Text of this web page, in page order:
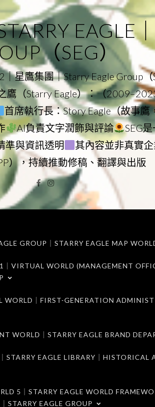
EAGLE
（SEG）
2｜星鷹集團｜Starry Eagle Group（
鷹（Starry Eagle）：（
首席執行長：Story Eagle（故事鷹
AI負責文字潤飾與評論
SEG
準與資訊透明 其內容並非真實
），持續推動修稿、翻譯與出版
Facebook
Instagram
GROUP｜STARRY EAGLE MAP
VIRTUAL WORLD (MANAGEMENT
WORLD｜FIRST-GENERATION
WORLD｜STARRY EAGLE BRAND
STARRY EAGLE LIBRARY｜HISTORICAL
5｜STARRY EAGLE WORLD
STARRY EAGLE GROUP